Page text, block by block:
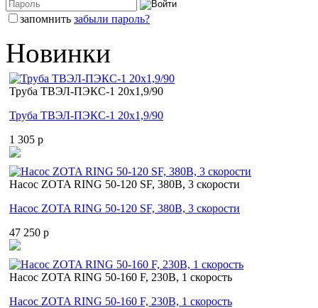
запомнить забыли пароль?
Новинки
Труба ТВЭЛ-ПЭКС-1 20x1,9/90
Труба ТВЭЛ-ПЭКС-1 20x1,9/90
1 305 p
Насос ZOTA RING 50-120 SF, 380В, 3 скорости
Насос ZOTA RING 50-120 SF, 380В, 3 скорости
47 250 p
Насос ZOTA RING 50-160 F, 230В, 1 скорость
Насос ZOTA RING 50-160 F, 230В, 1 скорость